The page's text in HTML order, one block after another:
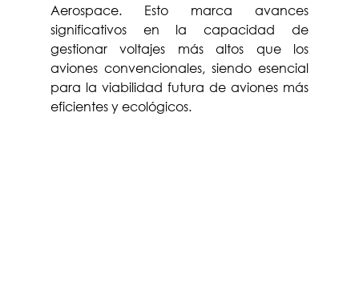
Aerospace. Esto marca avances
significativos en la capacidad de
gestionar voltajes más altos que los
aviones convencionales, siendo esencial
para la viabilidad futura de aviones más
eficientes y ecológicos.